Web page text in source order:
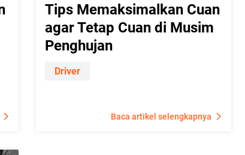
Tips Memaksimalkan Cuan
agar Tetap Cuan di Musim
Penghujan
Driver
Baca artikel selengkapnya